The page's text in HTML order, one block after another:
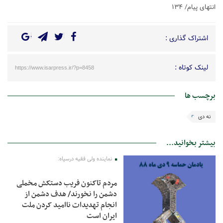
انتهای پیام/ ۱۳۴
اشتراک گذاری :
لینک کوتاه : https://www.isarpress.ir/?p=8458
برچسب ها
نه دی
بیشتر بخوانید...
نماینده ولی فقیه درسپاه:
مردم تاکنون فریب دستکش مخملی
دشمن را نخورند/ هدف دشمن از
انجام ‌تهدیدات ناامید کردن ملت
ایران است